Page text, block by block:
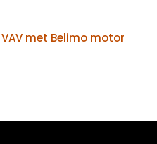
VAV met Belimo motor